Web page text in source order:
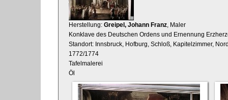
Herstellung: Greipel, Johann Franz , Maler
Konklave des Deutschen Ordens und Ernennung
Standort: Innsbruck, Hofburg, Schloß, Kapitelzimmer,
1772/1774
Tafelmalerei
Öl